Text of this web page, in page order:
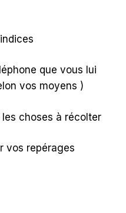
que vous lui
vos moyens )
choses à récolter
vos repérages